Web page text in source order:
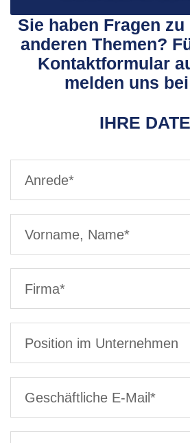
Sie haben Fragen
anderen Themen?
Kontaktformular
melden uns
IHRE